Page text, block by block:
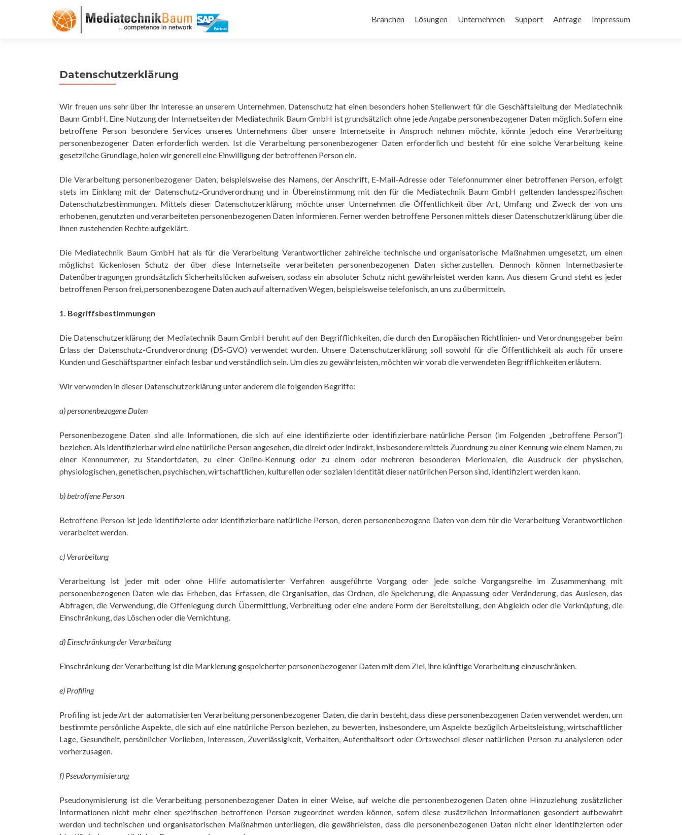
Branchen Lösungen Unternehmen Support Anfrage Impressum
Datenschutzerklärung
Wir freuen uns sehr über Ihr Interesse an unserem Unternehmen. Datenschutz hat einen besonders hohen Stellenwert für die Geschäftsleitung der Mediatechnik
Baum GmbH. Eine Nutzung der Internetseiten der Mediatechnik Baum GmbH ist grundsätzlich ohne jede Angabe personenbezogener Daten möglich. Sofern eine
betroffene Person besondere Services unseres Unternehmens über unsere Internetseite in Anspruch nehmen möchte, könnte jedoch eine Verarbeitung
personenbezogener Daten erforderlich werden. Ist die Verarbeitung personenbezogener Daten erforderlich und besteht für eine solche Verarbeitung keine
gesetzliche Grundlage, holen wir generell eine Einwilligung der betroffenen Person ein.
Die Verarbeitung personenbezogener Daten, beispielsweise des Namens, der Anschrift, E-Mail-Adresse oder Telefonnummer einer betroffenen Person, erfolgt
stets im Einklang mit der Datenschutz-Grundverordnung und in Übereinstimmung mit den für die Mediatechnik Baum GmbH geltenden landesspezifischen
Datenschutzbestimmungen. Mittels dieser Datenschutzerklärung möchte unser Unternehmen die Öffentlichkeit über Art, Umfang und Zweck der von uns
erhobenen, genutzten und verarbeiteten personenbezogenen Daten informieren. Ferner werden betroffene Personen mittels dieser Datenschutzerklärung über die
ihnen zustehenden Rechte aufgeklärt.
Die Mediatechnik Baum GmbH hat als für die Verarbeitung Verantwortlicher zahlreiche technische und organisatorische Maßnahmen umgesetzt, um einen
möglichst lückenlosen Schutz der über diese Internetseite verarbeiteten personenbezogenen Daten sicherzustellen. Dennoch können Internetbasierte
Datenübertragungen grundsätzlich Sicherheitslücken aufweisen, sodass ein absoluter Schutz nicht gewährleistet werden kann. Aus diesem Grund steht es jeder
betroffenen Person frei, personenbezogene Daten auch auf alternativen Wegen, beispielsweise telefonisch, an uns zu übermitteln.
1. Begriffsbestimmungen
Die Datenschutzerklärung der Mediatechnik Baum GmbH beruht auf den Begrifflichkeiten, die durch den Europäischen Richtlinien- und Verordnungsgeber beim
Erlass der Datenschutz-Grundverordnung (DS-GVO) verwendet wurden. Unsere Datenschutzerklärung soll sowohl für die Öffentlichkeit als auch für unsere
Kunden und Geschäftspartner einfach lesbar und verständlich sein. Um dies zu gewährleisten, möchten wir vorab die verwendeten Begrifflichkeiten erläutern.
Wir verwenden in dieser Datenschutzerklärung unter anderem die folgenden Begriffe:
a) personenbezogene Daten
Personenbezogene Daten sind alle Informationen, die sich auf eine identifizierte oder identifizierbare natürliche Person (im Folgenden „betroffene Person“)
beziehen. Als identifizierbar wird eine natürliche Person angesehen, die direkt oder indirekt, insbesondere mittels Zuordnung zu einer Kennung wie einem Namen, zu
einer Kennnummer, zu Standortdaten, zu einer Online-Kennung oder zu einem oder mehreren besonderen Merkmalen, die Ausdruck der physischen,
physiologischen, genetischen, psychischen, wirtschaftlichen, kulturellen oder sozialen Identität dieser natürlichen Person sind, identifiziert werden kann.
b) betroffene Person
Betroffene Person ist jede identifizierte oder identifizierbare natürliche Person, deren personenbezogene Daten von dem für die Verarbeitung Verantwortlichen
verarbeitet werden.
c) Verarbeitung
Verarbeitung ist jeder mit oder ohne Hilfe automatisierter Verfahren ausgeführte Vorgang oder jede solche Vorgangsreihe im Zusammenhang mit
personenbezogenen Daten wie das Erheben, das Erfassen, die Organisation, das Ordnen, die Speicherung, die Anpassung oder Veränderung, das Auslesen, das
Abfragen, die Verwendung, die Offenlegung durch Übermittlung, Verbreitung oder eine andere Form der Bereitstellung, den Abgleich oder die Verknüpfung, die
Einschränkung, das Löschen oder die Vernichtung.
d) Einschränkung der Verarbeitung
Einschränkung der Verarbeitung ist die Markierung gespeicherter personenbezogener Daten mit dem Ziel, ihre künftige Verarbeitung einzuschränken.
e) Profiling
Profiling ist jede Art der automatisierten Verarbeitung personenbezogener Daten, die darin besteht, dass diese personenbezogenen Daten verwendet werden, um
bestimmte persönliche Aspekte, die sich auf eine natürliche Person beziehen, zu bewerten, insbesondere, um Aspekte bezüglich Arbeitsleistung, wirtschaftlicher
Lage, Gesundheit, persönlicher Vorlieben, Interessen, Zuverlässigkeit, Verhalten, Aufenthaltsort oder Ortswechsel dieser natürlichen Person zu analysieren oder
vorherzusagen.
f) Pseudonymisierung
Pseudonymisierung ist die Verarbeitung personenbezogener Daten in einer Weise, auf welche die personenbezogenen Daten ohne Hinzuziehung zusätzlicher
Informationen nicht mehr einer spezifischen betroffenen Person zugeordnet werden können, sofern diese zusätzlichen Informationen gesondert aufbewahrt
werden und technischen und organisatorischen Maßnahmen unterliegen, die gewährleisten, dass die personenbezogenen Daten nicht einer identifizierten oder